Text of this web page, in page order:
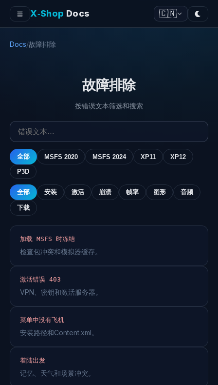
X‑Shop Docs 🇨🇳
Docs/故障排除
故障排除
按错误文本筛选和搜索
全部 MSFS 2020 MSFS 2024 XP11 XP12
P3D
全部 安装 激活 崩溃 帧率 图形 音频
下载
加载 MSFS 时冻结
检查包冲突和模拟器缓存。
激活错误 403
VPN、密钥和激活服务器。
菜单中没有飞机
安装路径和Content.xml。
着陆出发
记忆、天气和场景冲突。